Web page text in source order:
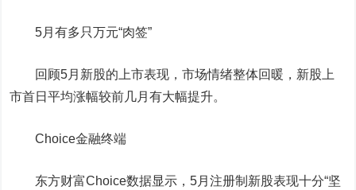
5月有多只万元“肉签”
回顾5月新股的上市表现，市场情绪整体回暖，新股上
市首日平均涨幅较前几月有大幅提升。
Choice金融终端
东方财富Choice数据显示，5月注册制新股表现十分“坚